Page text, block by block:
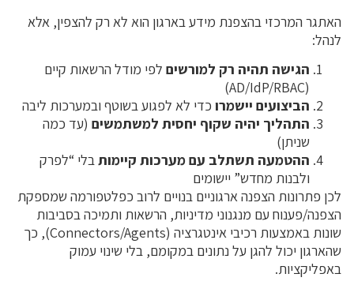
האתגר המרכזי בהצפנת מידע בארגון הוא לא רק להצפין, אלא
לנהל:
הגישה תהיה רק למורשים לפי מודל הרשאות קיים
(AD/IdP/RBAC)
הביצועים יישמרו כדי לא לפגוע בשוטף ובמערכות ליבה
התהליך יהיה שקוף יחסית למשתמשים (עד כמה
שניתן)
ההטמעה תשתלב עם מערכות קיימותבלי “לפרק
ולבנות מחדש” יישומים
לכן פתרונות הצפנה ארגוניים בנויים לרוב כפלטפורמה שמספקת
הצפנה/פענוח עם מנגנוני מדיניות, הרשאות ותמיכה בסביבות
שונות באמצעות רכיבי אינטגרציה (Connectors/Agents), כך
שהארגון יכול להגן על נתונים במקומם, בלי שינוי עמוק
באפליקציות.